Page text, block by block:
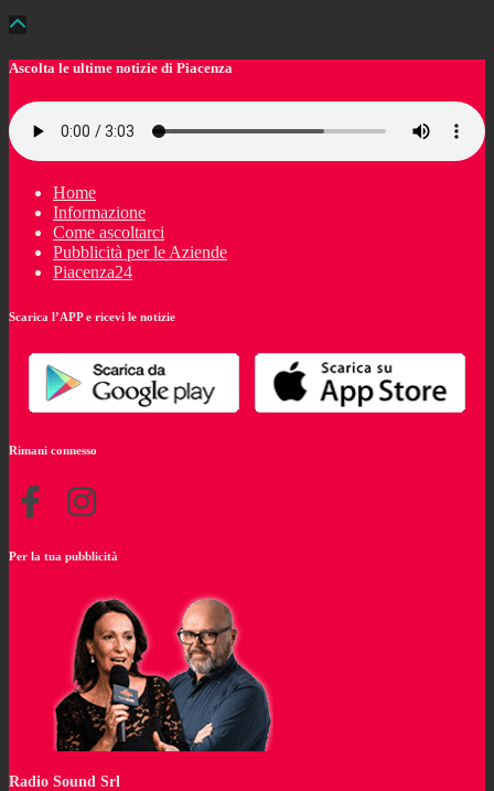
Ascolta le ultime notizie di Piacenza
Home
Informazione
Come ascoltarci
Pubblicità per le Aziende
Piacenza24
Scarica l’APP e ricevi le notizie
Rimani connesso
Per la tua pubblicità
Radio Sound Srl